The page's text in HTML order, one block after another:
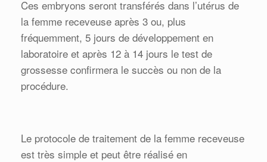
Ces embryons seront transférés dans l’utérus de
la femme receveuse après 3 ou, plus
fréquemment, 5 jours de développement en
laboratoire et après 12 à 14 jours le test de
grossesse confirmera le succès ou non de la
procédure.
Le protocole de traitement de la femme receveuse
est très simple et peut être réalisé en